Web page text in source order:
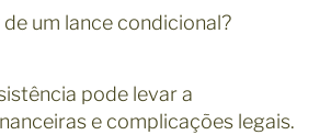
um lance condicional?
pode levar a
e complicações legais.